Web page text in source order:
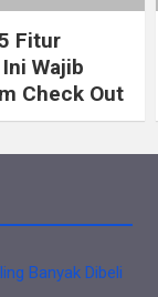
Fitur
Wajib
Check Out
Banyak Dibeli